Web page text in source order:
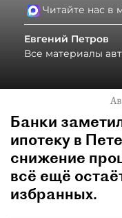
Читайте нас в
Евгений Петров
Все материалы
Банки
ипотеку в
снижение
всё ещё
избранных.